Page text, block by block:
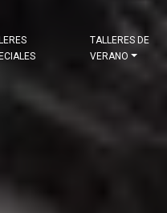
TALLERES DE
VERANO